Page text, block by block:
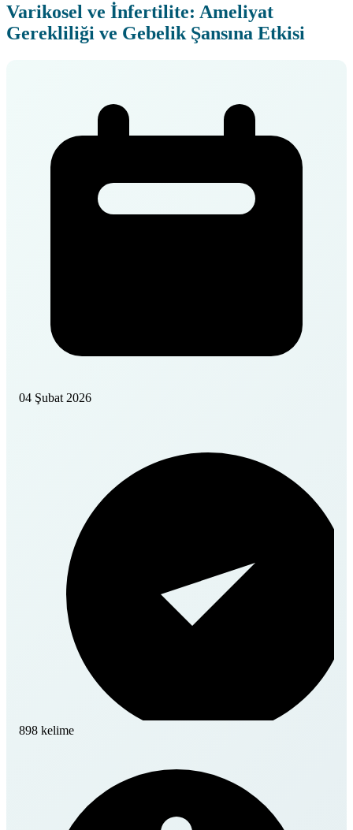
Varikosel ve İnfertilite: Ameliyat
Gerekliliği ve Gebelik Şansına Etkisi
04 Şubat 2026
898 kelime